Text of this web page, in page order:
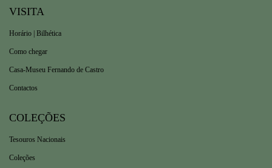
VISITA
Horário | Bilhética
Como chegar
Casa-Museu Fernando de Castro
Contactos
COLEÇÕES
Tesouros Nacionais
Coleções